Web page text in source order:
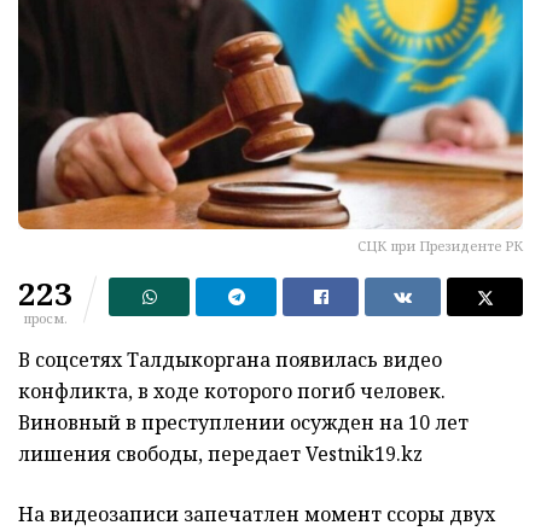
СЦК при Президенте РК
223
просм.
В соцсетях Талдыкоргана появилась видео
конфликта, в ходе которого погиб человек.
Виновный в преступлении осужден на 10 лет
лишения свободы, передает Vestnik19.kz
На видеозаписи запечатлен момент ссоры двух